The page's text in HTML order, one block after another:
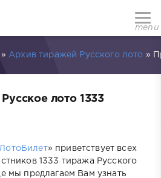
menu
» Архив тиражей Русского лото »
лото 1333
ЛотоБилет» приветствует всех
1333 тиража Русского
мы предлагаем Вам узнать